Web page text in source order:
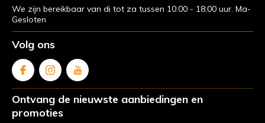
We zijn bereikbaar van di tot za tussen 10:00 - 18:00 uur. Ma-
Gesloten
Volg ons
Ontvang de nieuwste aanbiedingen en
promoties